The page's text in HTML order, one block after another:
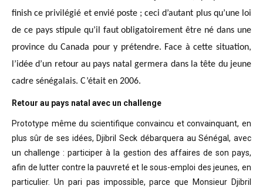
finish ce privilégié et envié poste ; ceci d’autant plus qu’une loi
de ce pays stipule qu’il faut obligatoirement être né dans une
province du Canada pour y prétendre. Face à cette situation,
l’idée d’un retour au pays natal germera dans la tête du jeune
cadre sénégalais. C’était en 2006.
Retour au pays natal avec un challenge
Prototype même du scientifique convaincu et convainquant, en
plus sûr de ses idées, Djibril Seck débarquera au Sénégal, avec
un challenge : participer à la gestion des affaires de son pays,
afin de lutter contre la pauvreté et le sous-emploi des jeunes, en
particulier. Un pari pas impossible, parce que Monsieur Djibril